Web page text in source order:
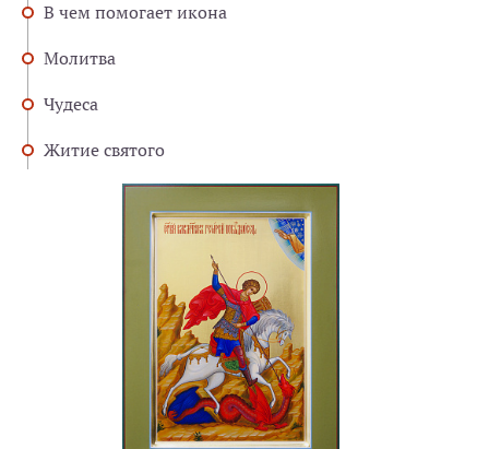
В чем помогает икона
Молитва
Чудеса
Житие святого